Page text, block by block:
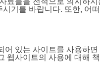
기를 바랍니다. 또한,
있는 사이트를 사용하
웹사이트의 사용에 대해